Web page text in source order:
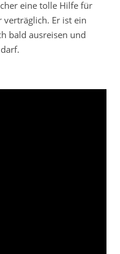
eine tolle Hilfe für
verträglich. Er ist ein
bald ausreisen und